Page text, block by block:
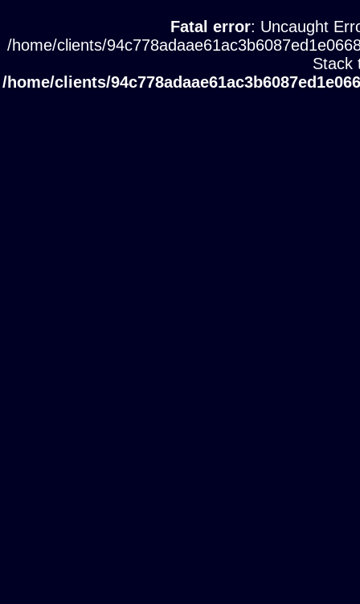
Fatal error: Uncaught
/home/clients/
Stack
/home/clients/